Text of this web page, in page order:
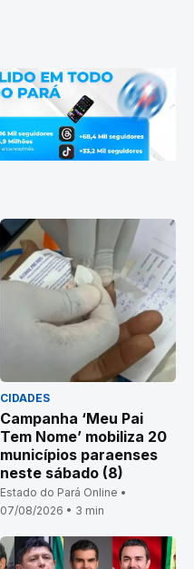
CIDADES
Campanha ‘Meu Pai
Tem Nome’ mobiliza 20
municípios paraenses
neste sábado (8)
Estado do Pará Online •
07/08/2026 • 3 min